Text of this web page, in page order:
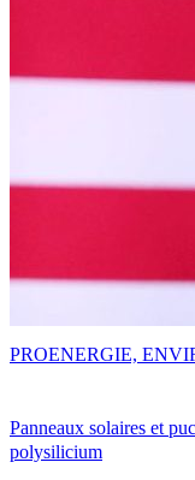
Panneaux solaires et
polysilicium
PROENERGIE,